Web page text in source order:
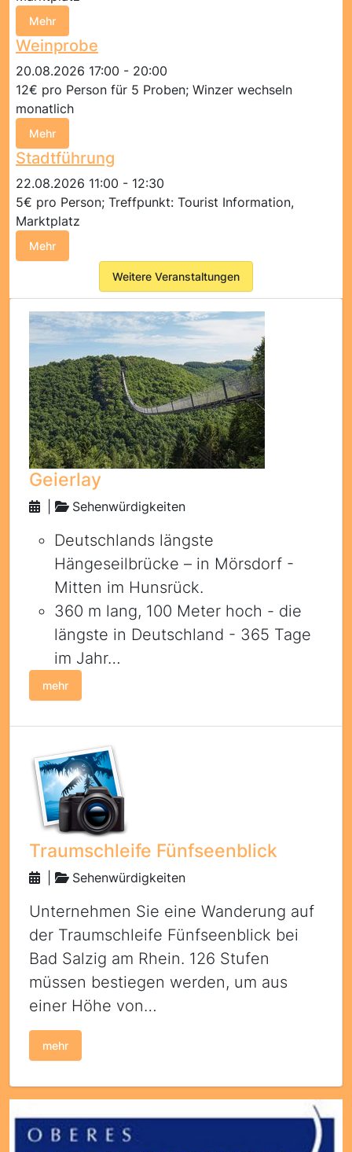
Mehr
Weinprobe
20.08.2026 17:00 - 20:00
12€ pro Person für 5 Proben; Winzer wechseln
monatlich
Mehr
Stadtführung
22.08.2026 11:00 - 12:30
5€ pro Person; Treffpunkt: Tourist Information,
Marktplatz
Mehr
Weitere Veranstaltungen
Geierlay
Sehenwürdigkeiten
Deutschlands längste
Hängeseilbrücke – in Mörsdorf -
Mitten im Hunsrück.
360 m lang, 100 Meter hoch - die
längste in Deutschland - 365 Tage
im Jahr…
mehr
Traumschleife Fünfseenblick
Sehenwürdigkeiten
Unternehmen Sie eine Wanderung auf
der Traumschleife Fünfseenblick bei
Bad Salzig am Rhein. 126 Stufen
müssen bestiegen werden, um aus
einer Höhe von…
mehr